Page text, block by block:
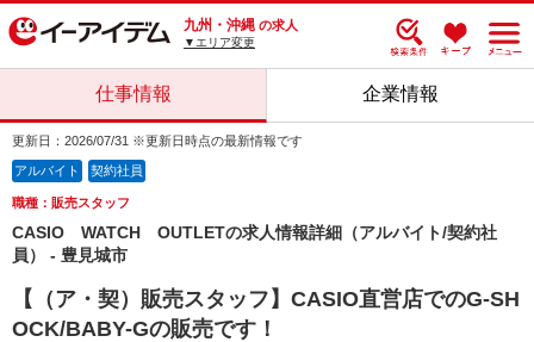
九州・沖縄 の求人
▼エリア変更
仕事情報 企業情報
更新日：2026/07/31 ※更新日時点の最新情報です
アルバイト 契約社員
職種：販売スタッフ
CASIO WATCH OUTLETの求人情報詳細（アルバイト/契約社
員） - 豊見城市
【（ア・契）販売スタッフ】CASIO直営店でのG-SH
OCK/BABY-Gの販売です！